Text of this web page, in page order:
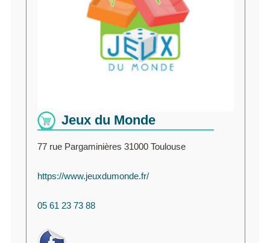
Jeux du Monde
77 rue Pargaminières 31000 Toulouse
https://www.jeuxdumonde.fr/
05 61 23 73 88